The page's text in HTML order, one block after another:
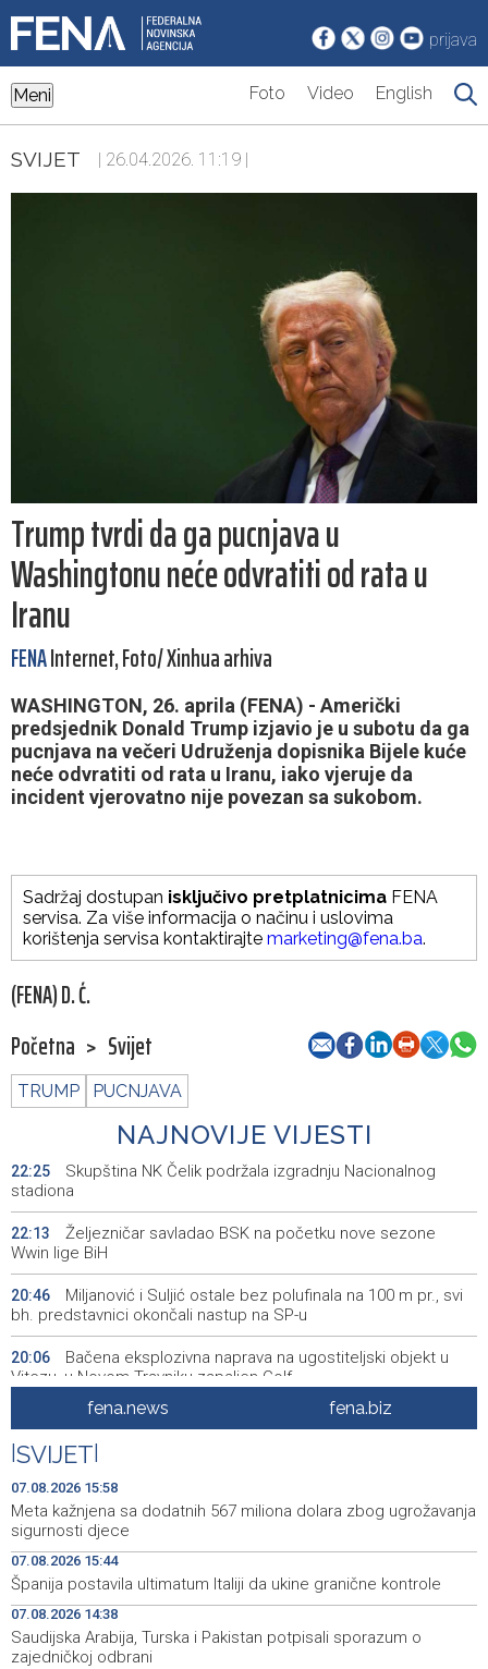
prijava
Meni Foto Video English
SVIJET | 26.04.2026. 11:19 |
Trump tvrdi da ga pucnjava u
Washingtonu neće odvratiti od rata u
Iranu
FENAInternet, Foto/ Xinhua arhiva
WASHINGTON, 26. aprila (FENA) - Američki
predsjednik Donald Trump izjavio je u subotu da ga
pucnjava na večeri Udruženja dopisnika Bijele kuće
neće odvratiti od rata u Iranu, iako vjeruje da
incident vjerovatno nije povezan sa sukobom.
Sadržaj dostupan isključivo pretplatnicima FENA
servisa. Za više informacija o načinu i uslovima
korištenja servisa kontaktirajte marketing@fena.ba.
(FENA) D. Ć.
Početna > Svijet
TRUMP PUCNJAVA
NAJNOVIJE VIJESTI
22:25
Skupština NK Čelik podržala izgradnju Nacionalnog
stadiona
22:13
Željezničar savladao BSK na početku nove sezone
Wwin lige BiH
20:46
Miljanović i Suljić ostale bez polufinala na 100 m pr., svi
bh. predstavnici okončali nastup na SP-u
20:06
Bačena eksplozivna naprava na ugostiteljski objekt u
Vitezu, u Novom Travniku zapaljen Golf
Galerija ULUPUBiH otvara novu izlagačku sezonu,
predstavlja novi izlagački program
19:44 Faris Dževahirić novi nogometaš Veleža
19:21 Announcement of events for Saturday, 8 August 2026
19:10
Rudari Milanovića ubijedili da ode kući, Memčić se već
ponovo vratio u jamu 'Raspotočje'
19:03
Sarajevo Film Festival presents Kinoscope and
Kinoscope Surreal programs
fena.news fena.biz
SVIJET
07.08.2026 15:58
Meta kažnjena sa dodatnih 567 miliona dolara zbog ugrožavanja
sigurnosti djece
07.08.2026 15:44
Španija postavila ultimatum Italiji da ukine granične kontrole
07.08.2026 14:38
Saudijska Arabija, Turska i Pakistan potpisali sporazum o
zajedničkoj odbrani